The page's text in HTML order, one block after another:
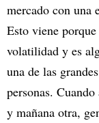
mercado con una
Esto viene
volatilidad y es
una de las
personas.
y mañana otra,